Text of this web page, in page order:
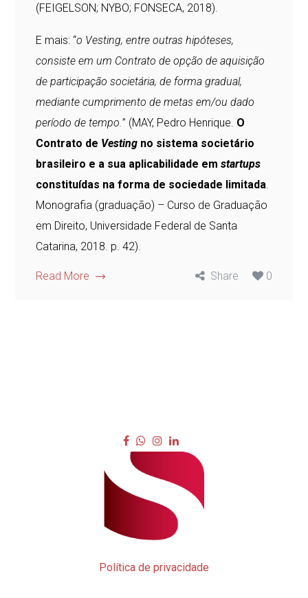
(FEIGELSON; NYBO; FONSECA, 2018).
E mais: “o Vesting, entre outras hipóteses,
consiste em um Contrato de opção de aquisição
de participação societária, de forma gradual,
mediante cumprimento de metas em/ou dado
período de tempo.” (MAY, Pedro Henrique. O
Contrato de Vesting no sistema societário
brasileiro e a sua aplicabilidade emstartups
constituídas na forma de sociedade limitada.
Monografia (graduação) – Curso de Graduação
em Direito, Universidade Federal de Santa
Catarina, 2018. p. 42).
Read More Share 0
Política de privacidade